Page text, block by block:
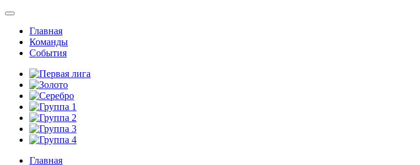
Главная
Команды
События
Главная